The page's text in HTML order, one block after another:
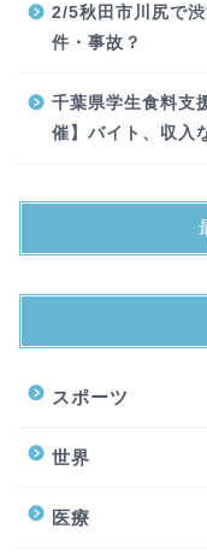
2/5秋田市川尻で
件・事故？
千葉県学生食料支
催】バイト、収入
スポーツ
世界
医療